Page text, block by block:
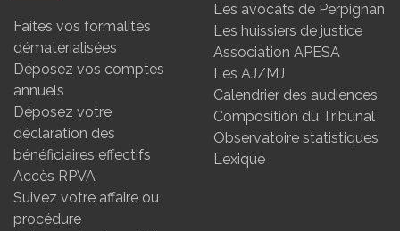
Faites vos formalités
dématérialisées
Déposez vos comptes
annuels
Déposez votre
déclaration des
bénéficiaires effectifs
Accès RPVA
Suivez votre affaire ou
procédure
Les avocats de Perpignan
Les huissiers de justice
Association APESA
Les AJ/MJ
Calendrier des audiences
Composition du Tribunal
Observatoire statistiques
Lexique